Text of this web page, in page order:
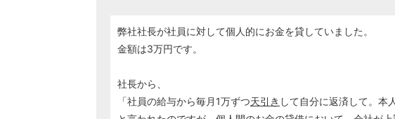
弊社社長が社員に対して個人的にお金を貸していました。
金額は3万円です。
社長から、
「社員の給与から毎月1万ずつ天引き して自分に返済して。本